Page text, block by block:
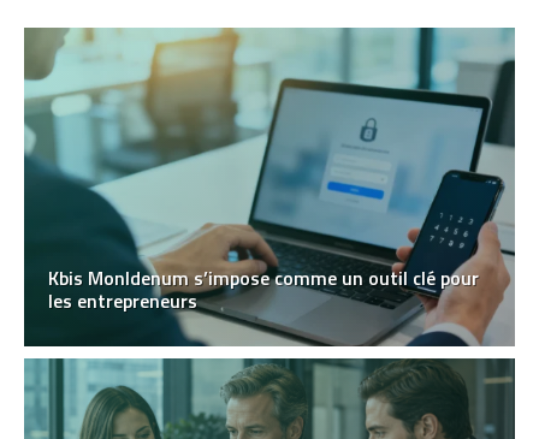
Kbis MonIdenum s’impose comme un outil clé pour
les entrepreneurs